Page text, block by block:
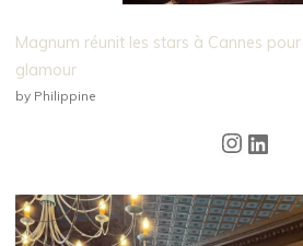
Magnum réunit les stars à Cannes
glamour
by Philippine